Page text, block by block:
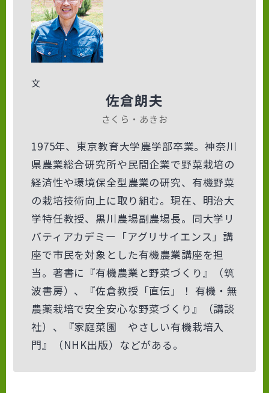
文
佐倉朗夫
さくら・あきお
1975年、東京教育大学農学部卒業。神奈川
県農業総合研究所や民間企業で野菜栽培の
経済性や環境保全型農業の研究、有機野菜
の栽培技術向上に取り組む。現在、明治大
学特任教授、黒川農場副農場長。同大学リ
バティアカデミー「アグリサイエンス」講
座で市民を対象とした有機農業講座を担
当。著書に『有機農業と野菜づくり』（筑
波書房）、『佐倉教授「直伝」！ 有機・無
農薬栽培で安全安心な野菜づくり』（講談
社）、『家庭菜園 やさしい有機栽培入
門』（NHK出版）などがある。